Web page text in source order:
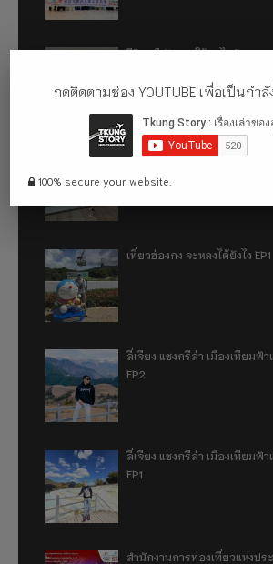
รีวิว 1 ปีกับการใช้รถไฟฟ้า ora
เที่ยวฮ่องกง จะหลงได้ยังไง EP2
เที่ยวฮ่องกง จะหลงได้ยังไง EP1
ลี่เจียง แชงกรีล่า เมืองเทียมฟ้
EP2
ลี่เจียง แชงกรีล่า เมืองเทียมฟ้
EP1
สำนักงานการท่องเที่ยวแห่งปร
กดติดตามช่อง YOUTUBE เพื่อเป็นกำ
100% secure your website.